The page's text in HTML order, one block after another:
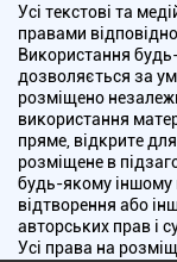
Усі текстові та
правами
Використання
дозволяється за
розміщено
використання
пряме, відкрите
розміщене в
будь-якому іншому
відтворення або
авторських прав і
Усі права на